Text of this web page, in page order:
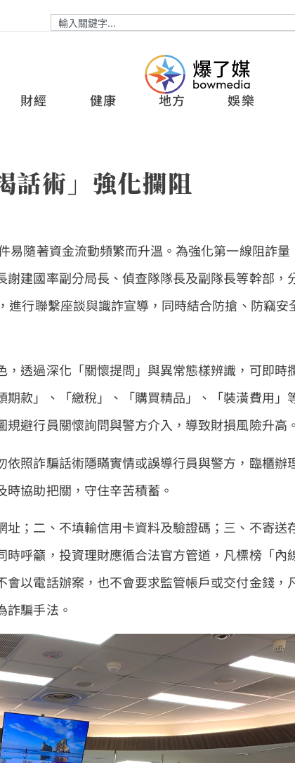
財經 健康 地方 娛樂
話術」強化攔阻
易隨著資金流動頻繁而升溫。為強化第一線阻詐量
建國率副分局長、偵查隊隊長及副隊長等幹部，
行聯繫座談與識詐宣導，同時結合防搶、防竊安
透過深化「關懷提問」與異常態樣辨識，可即時
款」、「繳稅」、「購買精品」、「裝潢費用」
避行員關懷詢問與警方介入，導致財損風險升高。
照詐騙話術隱瞞實情或誤導行員與警方，臨櫃辦
協助把關，守住辛苦積蓄。
；二、不填輸信用卡資料及驗證碼；三、不寄送
呼籲，投資理財應循合法官方管道，凡標榜「內
以電話辦案，也不會要求監管帳戶或交付金錢，
詐騙手法。